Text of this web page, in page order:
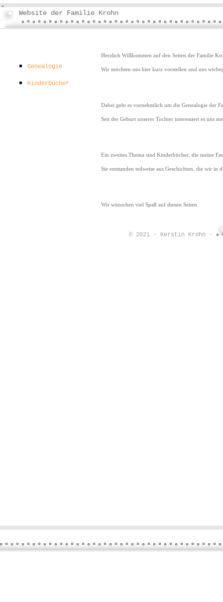
Website der Familie Krohn
Genealogie
Kinderbücher
Herzlich Willkommen auf den Seiten der Familie
Wir möchten uns hier kurz vorstellen und uns
Dabei geht es vornehmlich um die Genealogie der
Seit der Geburt unserer Tochter interessiert es uns
Ein zweites Thema sind Kinderbücher, die meine
Sie entstanden teilweise aus Geschichten, die wir
Wir wünschen viel Spaß auf diesen Seiten.
© 2021 · Kerstin Krohn ·